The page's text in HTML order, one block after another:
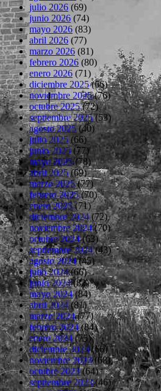
julio 2026 (69)
junio 2026 (74)
mayo 2026 (83)
abril 2026 (77)
marzo 2026 (81)
febrero 2026 (80)
enero 2026 (71)
diciembre 2025(66)
noviembre 2025(76)
octubre 2025(72)
septiembre 2025(53)
agosto 2025(40)
julio 2025 (66)
junio 2025(77)
mayo 2025(78)
abril 2025(69)
marzo 2025(77)
febrero 2025(70)
enero 2025(71)
diciembre 2024(72)
noviembre 2024(70)
octubre 2024(63)
septiembre 2024(43)
agosto 2024(45)
julio 2024(66)
junio 2024(82)
mayo 2024(84)
abril 2024(81)
marzo 2024(77)
febrero 2024(84)
enero 2024(75)
diciembre 2023(66)
noviembre 2023(68)
octubre 2023(64)
septiembre 2023(46)